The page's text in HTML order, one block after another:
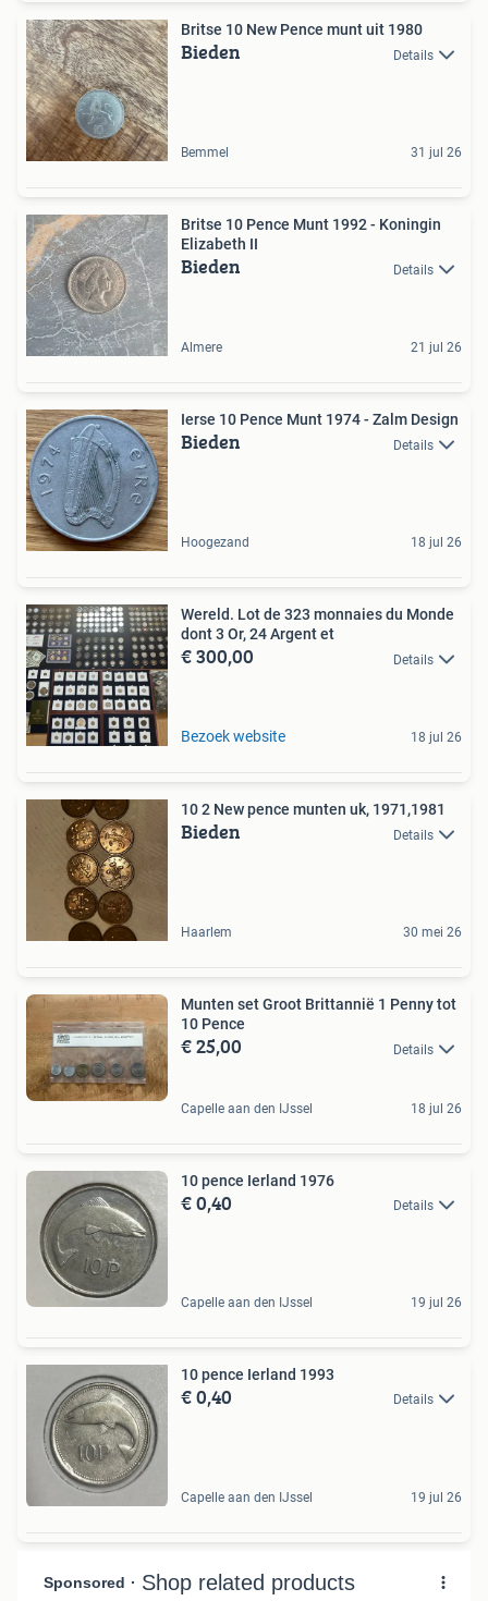
Britse 10 New Pence munt uit 1980
Bieden Details
Bemmel 31 jul 26
Britse 10 Pence Munt 1992 - Koningin
Elizabeth II
Bieden Details
Almere 21 jul 26
Ierse 10 Pence Munt 1974 - Zalm Design
Bieden Details
Hoogezand 18 jul 26
Wereld. Lot de 323 monnaies du Monde
dont 3 Or, 24 Argent et
€ 300,00 Details
Bezoek website 18 jul 26
10 2 New pence munten uk, 1971,1981
Bieden Details
Haarlem 30 mei 26
Munten set Groot Brittannië 1 Penny tot
10 Pence
€ 25,00 Details
Capelle aan den IJssel 18 jul 26
10 pence Ierland 1976
€ 0,40 Details
Capelle aan den IJssel 19 jul 26
10 pence Ierland 1993
€ 0,40 Details
Capelle aan den IJssel 19 jul 26